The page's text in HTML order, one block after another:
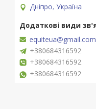
Дніпро, Україна
equiteua@gmail.com
+380684316592
+380684316592
+380684316592